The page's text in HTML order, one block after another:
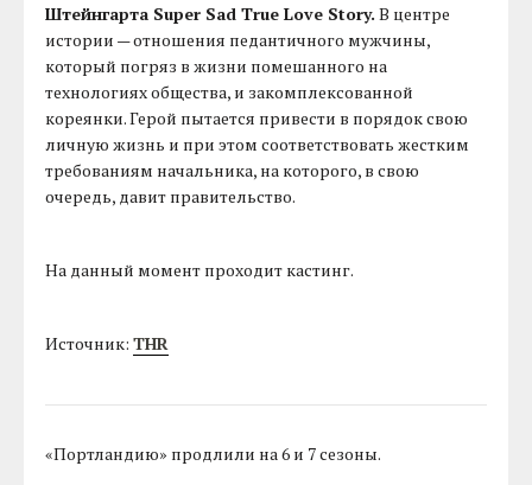
Штейнгарта Super Sad True Love Story. В центре
истории — отношения педантичного мужчины,
который погряз в жизни помешанного на
технологиях общества, и закомплексованной
кореянки. Герой пытается привести в порядок свою
личную жизнь и при этом соответствовать жестким
требованиям начальника, на которого, в свою
очередь, давит правительство.
На данный момент проходит кастинг.
Источник:THR
«Портландию» продлили на 6 и 7 сезоны.